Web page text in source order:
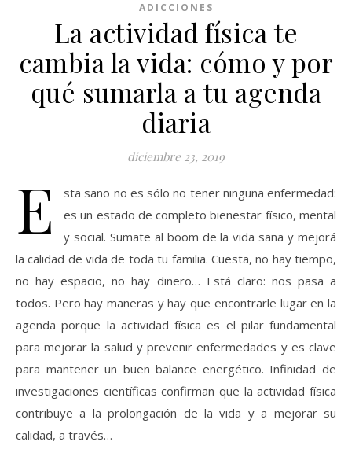
ADICCIONES
La actividad física te
cambia la vida: cómo y por
qué sumarla a tu agenda
diaria
diciembre 23, 2019
E
sta sano no es sólo no tener ninguna enfermedad:
es un estado de completo bienestar físico, mental
y social. Sumate al boom de la vida sana y mejorá
la calidad de vida de toda tu familia. Cuesta, no hay tiempo,
no hay espacio, no hay dinero… Está claro: nos pasa a
todos. Pero hay maneras y hay que encontrarle lugar en la
agenda porque la actividad física es el pilar fundamental
para mejorar la salud y prevenir enfermedades y es clave
para mantener un buen balance energético. Infinidad de
investigaciones científicas confirman que la actividad física
contribuye a la prolongación de la vida y a mejorar su
calidad, a través…